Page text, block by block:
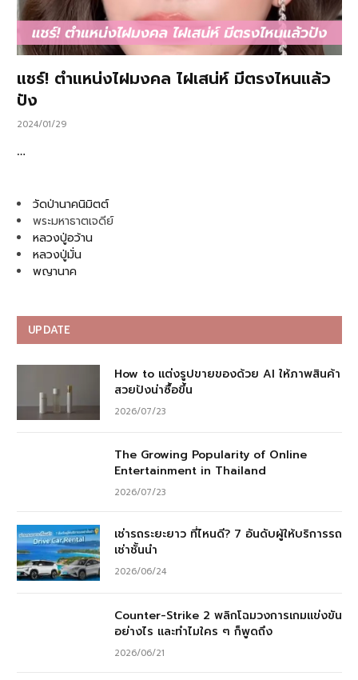
แชร์! ตำแหน่งไฝมงคล ไฝเสน่ห์ มีตรงไหนแล้ว
ปัง
2024/01/29
…
วัดป่านาคนิมิตต์
พระมหาธาตเจดีย์
หลวงปู่อว้าน
หลวงปู่มั่น
พญานาค
UPDATE
How to แต่งรูปขายของด้วย AI ให้ภาพสินค้า
สวยปังน่าซื้อขึ้น
2026/07/23
The Growing Popularity of Online
Entertainment in Thailand
2026/07/23
เช่ารถระยะยาว ที่ไหนดี? 7 อันดับผู้ให้บริการรถ
เช่าชั้นนำ
2026/06/24
Counter-Strike 2 พลิกโฉมวงการเกมแข่งขัน
อย่างไร และทำไมใคร ๆ ก็พูดถึง
2026/06/21